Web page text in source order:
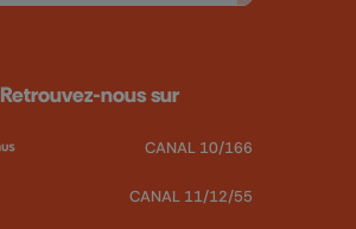
Retrouvez-nous sur
CANAL 10/166
CANAL 11/12/55